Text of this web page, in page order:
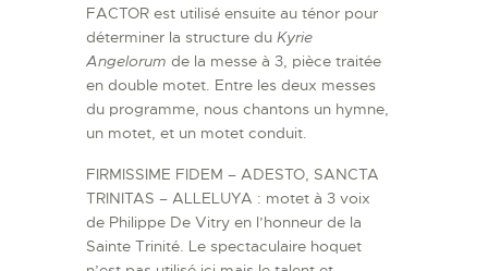
FACTOR est utilisé ensuite au ténor pour
déterminer la structure du Kyrie
Angelorum de la messe à 3, pièce traitée
en double motet. Entre les deux messes
du programme, nous chantons un hymne,
un motet, et un motet conduit.
FIRMISSIME FIDEM – ADESTO, SANCTA
TRINITAS – ALLELUYA : motet à 3 voix
de Philippe De Vitry en l’honneur de la
Sainte Trinité. Le spectaculaire hoquet